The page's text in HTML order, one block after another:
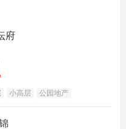
宸以苏州拙政园为蓝
造园精髓，同时融入
自传统中式建筑符
留了东方美学的意
求。这种“取法传
空间不再是冰冷的建
同的精神家园。
府
小高层 公园地产